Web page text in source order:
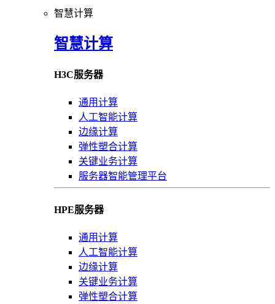
智慧计算
智慧计算
H3C服务器
通用计算
人工智能计算
边缘计算
弹性塑合计算
关键业务计算
服务器智能管理平台
HPE服务器
通用计算
人工智能计算
边缘计算
关键业务计算
弹性塑合计算